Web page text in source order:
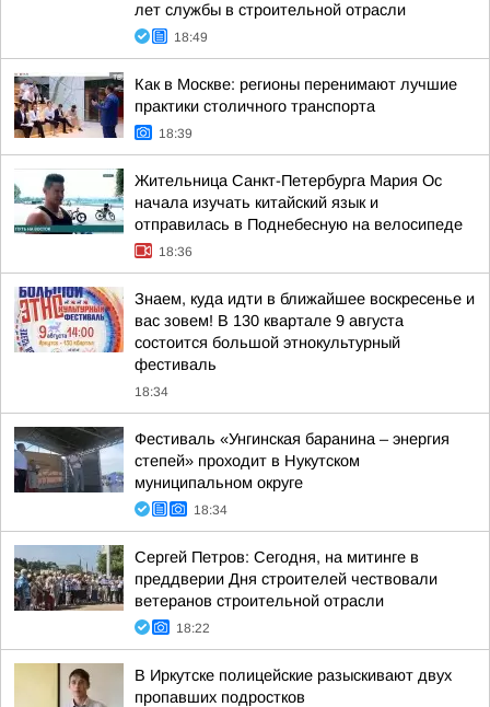
лет службы в строительной отрасли
18:49
Как в Москве: регионы перенимают лучшие
практики столичного транспорта
18:39
Жительница Санкт-Петербурга Мария Ос
начала изучать китайский язык и
отправилась в Поднебесную на велосипеде
18:36
Знаем, куда идти в ближайшее воскресенье и
вас зовем! В 130 квартале 9 августа
состоится большой этнокультурный
фестиваль
18:34
Фестиваль «Унгинская баранина – энергия
степей» проходит в Нукутском
муниципальном округе
18:34
Сергей Петров: Сегодня, на митинге в
преддверии Дня строителей чествовали
ветеранов строительной отрасли
18:22
В Иркутске полицейские разыскивают двух
пропавших подростков